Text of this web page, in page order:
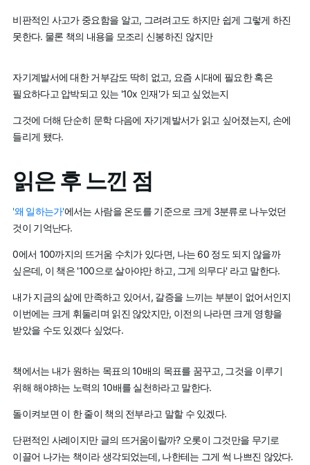
비판적인 사고가 중요함을 알고, 그려려고도 하지만 쉽게 그렇게 하진
못한다. 물론 책의 내용을 모조리 신봉하진 않지만
자기계발서에 대한 거부감도 딱히 없고, 요즘 시대에 필요한 혹은
필요하다고 압박되고 있는 '10x 인재'가 되고 싶었는지
그것에 더해 단순히 문학 다음에 자기계발서가 읽고 싶어졌는지, 손에
들리게 됐다.
읽은 후 느낀 점
'왜 일하는가'에서는 사람을 온도를 기준으로 크게 3분류로 나누었던
것이 기억난다.
0에서 100까지의 뜨거움 수치가 있다면, 나는 60 정도 되지 않을까
싶은데, 이 책은 '100으로 살아야만 하고, 그게 의무다' 라고 말한다.
내가 지금의 삶에 만족하고 있어서, 갈증을 느끼는 부분이 없어서인지
이번에는 크게 휘둘리며 읽진 않았지만, 이전의 나라면 크게 영향을
받았을 수도 있겠다 싶었다.
책에서는 내가 원하는 목표의 10배의 목표를 꿈꾸고, 그것을 이루기
위해 해야하는 노력의 10배를 실천하라고 말한다.
돌이켜보면 이 한 줄이 책의 전부라고 말할 수 있겠다.
단편적인 사례이지만 글의 뜨거움이랄까? 오롯이 그것만을 무기로
이끌어 나가는 책이라 생각되었는데, 나한테는 그게 썩 나쁘진 않았다.